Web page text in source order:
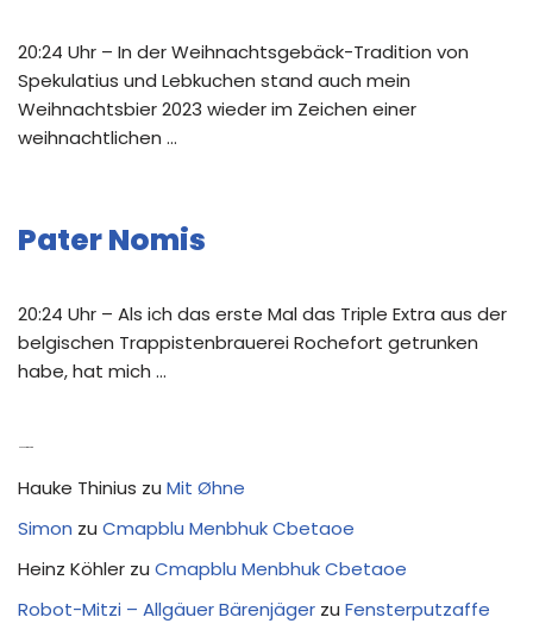
20:24 Uhr – In der Weihnachtsgebäck-Tradition von
Spekulatius und Lebkuchen stand auch mein
Weihnachtsbier 2023 wieder im Zeichen einer
weihnachtlichen …
Pater Nomis
20:24 Uhr – Als ich das erste Mal das Triple Extra aus der
belgischen Trappistenbrauerei Rochefort getrunken
habe, hat mich …
Hauke Thinius zu Mit Øhne
Simon zu Cmapblu Menbhuk Cbetaoe
Heinz Köhler zu Cmapblu Menbhuk Cbetaoe
Robot-Mitzi – Allgäuer Bärenjäger zu Fensterputzaffe